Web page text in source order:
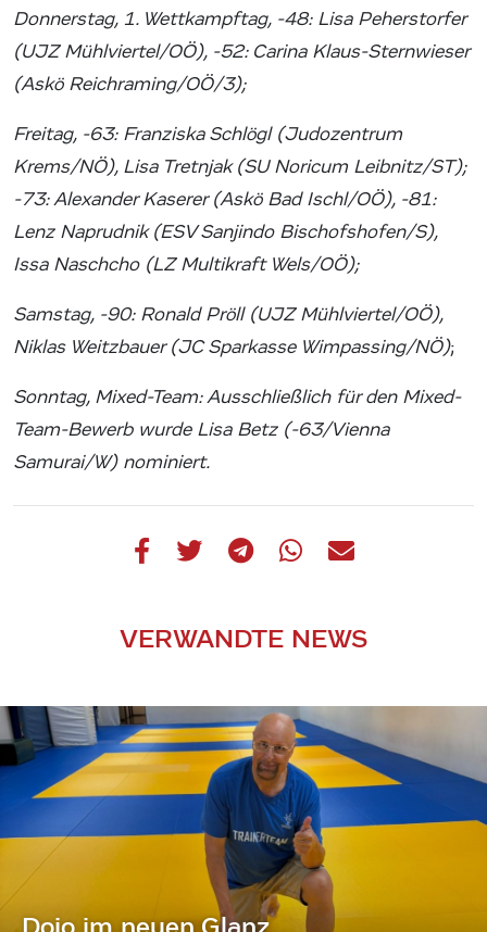
Donnerstag, 1. Wettkampftag, -48: Lisa Peherstorfer
(UJZ Mühlviertel/OÖ), -52: Carina Klaus-Sternwieser
(Askö Reichraming/OÖ/3);
Freitag, -63: Franziska Schlögl (Judozentrum
Krems/NÖ), Lisa Tretnjak (SU Noricum Leibnitz/ST);
-73: Alexander Kaserer (Askö Bad Ischl/OÖ), -81:
Lenz Naprudnik (ESV Sanjindo Bischofshofen/S),
Issa Naschcho (LZ Multikraft Wels/OÖ);
Samstag, -90: Ronald Pröll (UJZ Mühlviertel/OÖ),
Niklas Weitzbauer (JC Sparkasse Wimpassing/NÖ);
Sonntag, Mixed-Team: Ausschließlich für den Mixed-
Team-Bewerb wurde Lisa Betz (-63/Vienna
Samurai/W) nominiert.
VERWANDTE NEWS
Dojo im neuen Glanz